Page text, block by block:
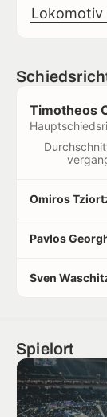
Lokomotiv
Timotheos
Omiros
Pavlos
Sven
Spielort